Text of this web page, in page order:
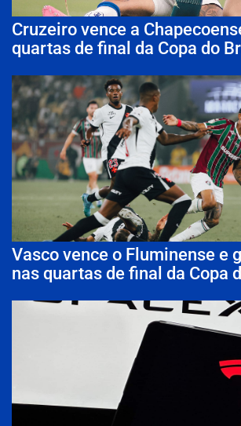
Cruzeiro vence a
quartas de final da Copa do
Vasco vence o Fluminense e
nas quartas de final da Copa